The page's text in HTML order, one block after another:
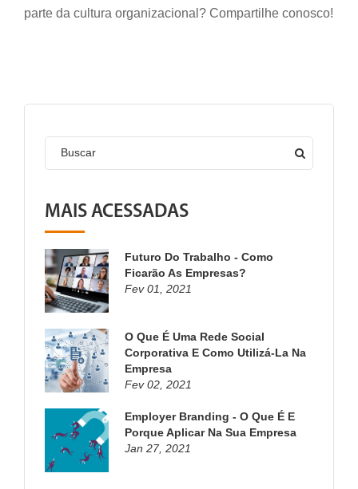
parte da cultura organizacional? Compartilhe conosco!
Buscar
MAIS ACESSADAS
Futuro Do Trabalho - Como
Ficarão As Empresas?
Fev 01, 2021
O Que É Uma Rede Social
Corporativa E Como Utilizá-La Na
Empresa
Fev 02, 2021
Employer Branding - O Que É E
Porque Aplicar Na Sua Empresa
Jan 27, 2021